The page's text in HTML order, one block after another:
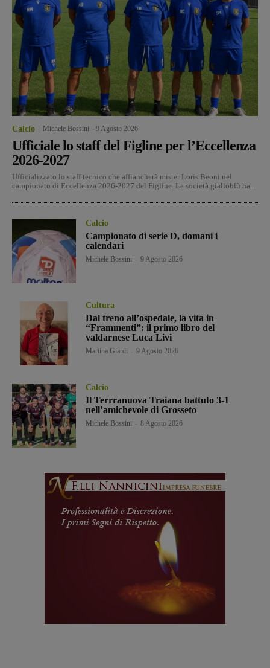
Calcio Michele Bossini 9 Agosto 2026
Ufficiale lo staff del Figline per l’Eccellenza
2026-2027
Ufficializzato lo staff tecnico che affiancherà mister Loris Beoni nel
campionato di Eccellenza 2026-2027 del Figline. La società gialloblù ha...
Calcio
Campionato di serie D, domani i
calendari
Michele Bossini 9 Agosto 2026
Cultura
Dal treno all’ospedale, la vita in
“Frammenti”: il primo libro del
valdarnese Luca Livi
Martina Giardi 9 Agosto 2026
Calcio
Il Terrranuova Traiana battuto 3-1
nell’amichevole di Grosseto
Michele Bossini 8 Agosto 2026